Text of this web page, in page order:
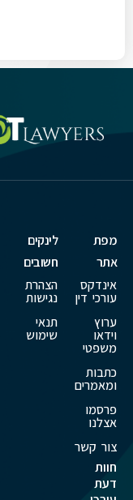
מפת
אתר
אינדקס
עורכי דין
ערוץ
וידאו
משפטי
כתבות
ומאמרים
פרסמו
אצלנו
צור קשר
חוות
דעת
לינקים
חשובים
הצהרת
נגישות
תנאי
שימוש